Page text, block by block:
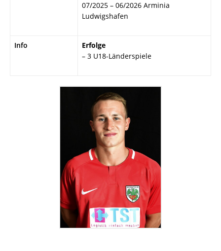
07/2025 – 06/2026 Arminia
Ludwigshafen
Info
Erfolge
– 3 U18-Länderspiele